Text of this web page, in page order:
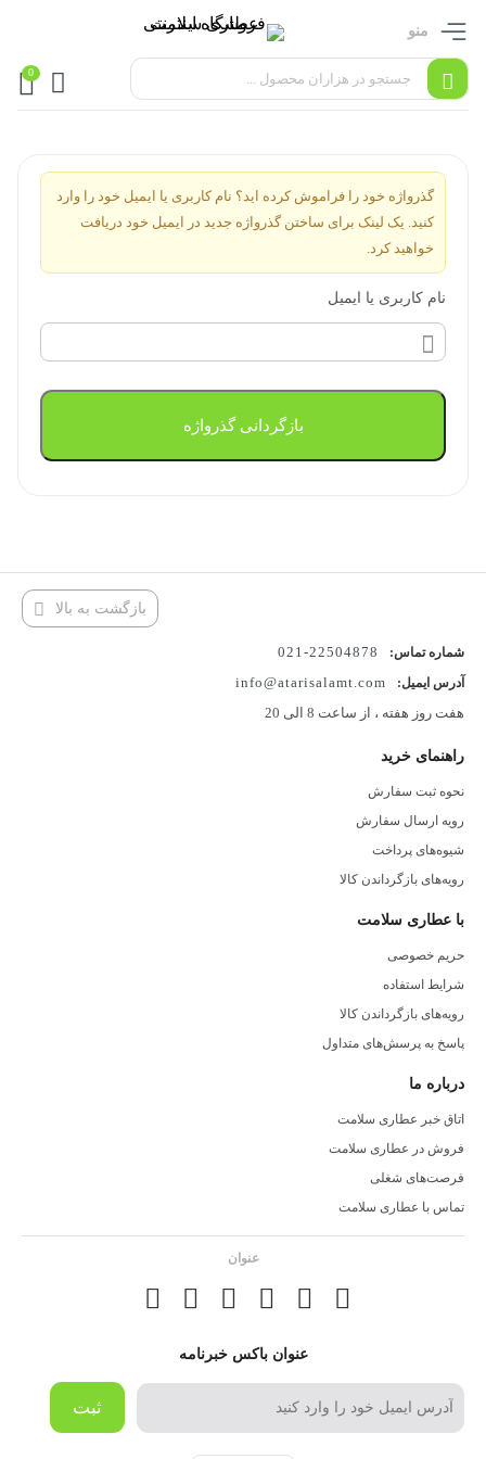
منو
0
گذرواژه خود را فراموش کرده اید؟ نام کاربری یا ایمیل خود را وارد
کنید. یک لینک برای ساختن گذرواژه جدید در ایمیل خود دریافت
خواهید کرد.
نام کاربری یا ایمیل
بازگردانی گذرواژه
بازگشت به بالا
شماره تماس: 22504878-021
آدرس ایمیل:
info@atarisalamt.com
هفت روز هفته ، از ساعت 8 الی 20
راهنمای خرید
نحوه ثبت سفارش
رویه ارسال سفارش
شیوه‌های پرداخت
رویه‌های بازگرداندن کالا
با عطاری سلامت
حریم خصوصی
شرایط استفاده
رویه‌های بازگرداندن کالا
پاسخ به پرسش‌های متداول
درباره ما
اتاق خبر عطاری سلامت
فروش در عطاری سلامت
فرصت‌های شغلی
تماس با عطاری سلامت
عنوان
عنوان باکس خبرنامه
ثبت